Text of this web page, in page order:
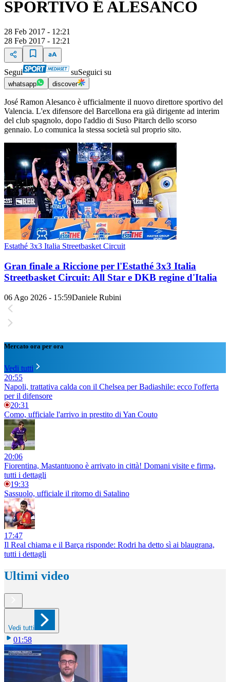
SPORTIVO É ALESANCO
28 Feb 2017 - 12:21
28 Feb 2017 - 12:21
Segui suSeguici su
whatsapp discover
José Ramon Alesanco è ufficialmente il nuovo direttore sportivo del
Valencia. L'ex difensore del Barcellona era già dirigente ad interim
del club spagnolo, dopo l'addio di Suso Pitarch dello scorso
gennaio. Lo comunica la stessa società sul proprio sito.
Estathé 3x3 Italia Streetbasket Circuit
Gran finale a Riccione per l'Estathé 3x3 Italia
Streetbasket Circuit: All Star e DKB regine d'Italia
06 Ago 2026 - 15:59Daniele Rubini
Mercato ora per ora
Vedi tutti
20:55
Napoli, trattativa calda con il Chelsea per Badiashile: ecco l'offerta
per il difensore
20:31
Como, ufficiale l'arrivo in prestito di Yan Couto
20:06
Fiorentina, Mastantuono è arrivato in città! Domani visite e firma,
tutti i dettagli
19:33
Sassuolo, ufficiale il ritorno di Satalino
17:47
Il Real chiama e il Barça risponde: Rodri ha detto sì ai blaugrana,
tutti i dettagli
Ultimi video
Vedi tutti
01:58